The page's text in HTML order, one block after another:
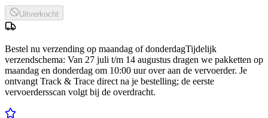
Uitverkocht
Bestel nu verzending op maandag of donderdagTijdelijk
verzendschema: Van 27 juli t/m 14 augustus dragen we pakketten op
maandag en donderdag om 10:00 uur over aan de vervoerder. Je
ontvangt Track & Trace direct na je bestelling; de eerste
vervoerdersscan volgt bij de overdracht.